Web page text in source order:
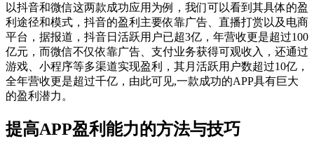
以抖音和微信这两款成功应用为例，我们可以看到其具体的盈
利途径和模式，抖音的盈利主要依靠广告、直播打赏以及电商
平台，据报道，抖音日活跃用户已超3亿，年营收更是超过100
亿元，而微信不仅依靠广告、支付业务获得可观收入，还通过
游戏、小程序等多渠道实现盈利，其月活跃用户数超过10亿，
全年营收更是超过千亿，由此可见,一款成功的APP具有巨大
的盈利潜力。
提高APP盈利能力的方法与技巧